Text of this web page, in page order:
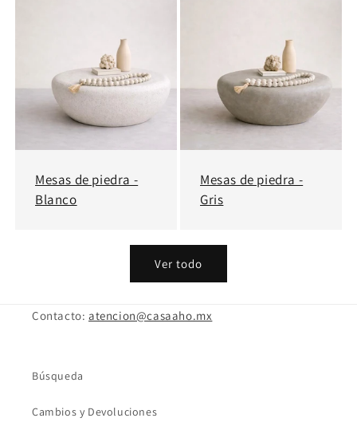
Mesas de piedra -
Blanco
Mesas de piedra -
Gris
Ver todo
Contacto: atencion@casaaho.mx
Búsqueda
Cambios y Devoluciones